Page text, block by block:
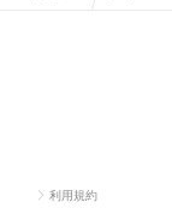
利用規約